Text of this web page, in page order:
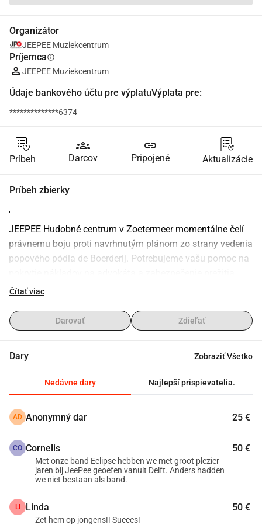
Organizátor
JEEPEE Muziekcentrum
Príjemcainfo
JEEPEE Muziekcentrum
Údaje bankového účtu pre výplatuVýplata pre:
**************6374
Príbeh
groups
Darcov
link
Pripojené Aktualizácie
Príbeh zbierky
'
JEEPEE Hudobné centrum v Zoetermeer momentálne čelí
právnemu boju proti navrhnutým plánom zo strany vedenia
popového pódia de Boerderij. Potrebujeme vašu pomoc na
JEEPEE Hudobného centra.
JEEPEE Hudobné centrum je inkubátor hudobného talentu
a nevyhnutná súčasť našej miestnej hudobnej scény.
kultúrnu rozmanitosť a kreatívnu energiu našej komunity.
Čo chceme dosiahnuť?
Snažíme sa zhromaždiť dostatočné prostriedky na najatie
skúseného advokáta, ktorý bude obhajovať záujmy JEEPEE
Hudobného centra počas súdneho konania proti vedeniu
Boerderij. Týmto chceme zabrániť uzavretiu a zachovať
JEEPEE Hudobné centrum ako cenný kultúrny priestor.
Ako môžeš pomôcť?
Darujte teraz, aby ste podporili JEEPEE Hudobné centrum v
tomto právnom boji! Každý príspevok, veľký alebo malý,
nás priblíži k cieľu. Zdieľajte túto crowdfundingovú
Čítať viac
Darovať Zdieľať
Dary Zobraziť Všetko
Nedávne dary Najlepší prispievatelia.
AD Anonymný dar 25 €
CO Cornelis 50 €
Met onze band Eclipse hebben we met groot plezier
jaren bij JeePee geoefen vanuit Delft. Anders hadden
we niet bestaan als band.
LI Linda 50 €
Zet hem op jongens!! Succes!